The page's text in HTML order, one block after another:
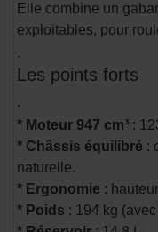
Elle combine un
exploitables, pour
.
Les points forts
.
* Moteur 947 cm³ :
* Châssis équilibré :
naturelle.
* Ergonomie :
* Poids : 194 kg